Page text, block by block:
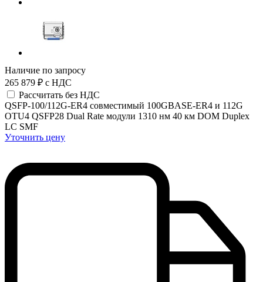
Наличие по запросу
265 879 ₽ с НДС
Рассчитать без НДС
QSFP-100/112G-ER4 совместимый 100GBASE-ER4 и 112G
OTU4 QSFP28 Dual Rate модули 1310 нм 40 км DOM Duplex
LC SMF
Уточнить цену